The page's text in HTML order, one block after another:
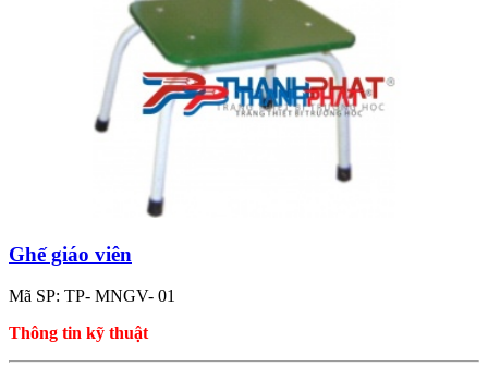
Ghế giáo viên
Mã SP: TP- MNGV- 01
Thông tin kỹ thuật